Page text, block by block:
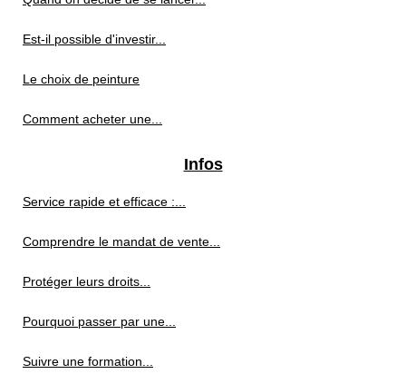
Est-il possible d'investir...
Le choix de peinture
Comment acheter une...
Infos
Service rapide et efficace :...
Comprendre le mandat de vente...
Protéger leurs droits...
Pourquoi passer par une...
Suivre une formation...